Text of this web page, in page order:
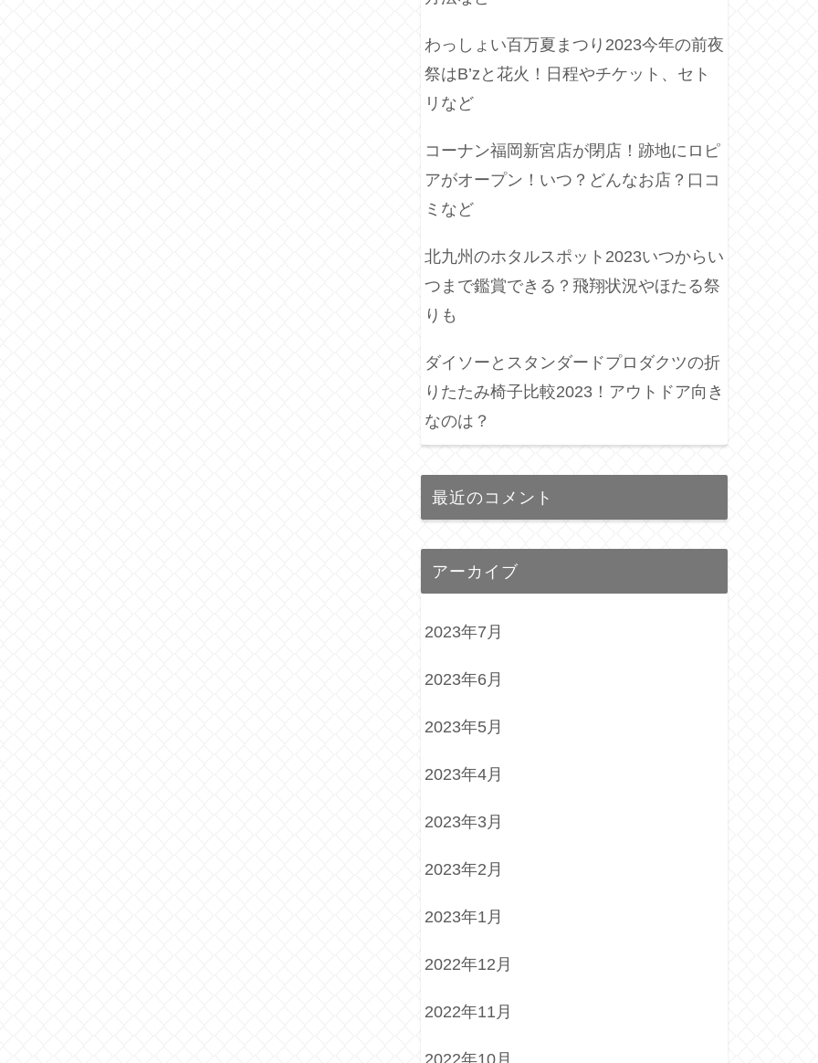
わっしょい百万夏まつり2023今年の前夜
祭はB’zと花火！日程やチケット、セト
リなど
コーナン福岡新宮店が閉店！跡地にロピ
アがオープン！いつ？どんなお店？口コ
ミなど
北九州のホタルスポット2023いつからい
つまで鑑賞できる？飛翔状況やほたる祭
りも
ダイソーとスタンダードプロダクツの折
りたたみ椅子比較2023！アウトドア向き
なのは？
最近のコメント
アーカイブ
2023年7月
2023年6月
2023年5月
2023年4月
2023年3月
2023年2月
2023年1月
2022年12月
2022年11月
2022年10月